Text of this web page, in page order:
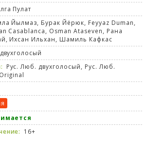
Пулат
Йылмаз, Бурак Йёрюк, Feyyaz Duman,
Casablanca, Osman Ataseven, Рана
Ихсан Ильхан, Шамиль Кафкас
Рус. Люб. двухголосый, Рус. Люб.
16+